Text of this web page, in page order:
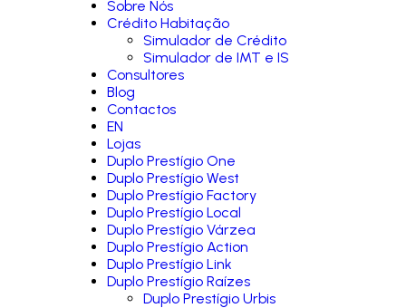
Sobre Nós
Crédito Habitação
Simulador de Crédito
Simulador de IMT e IS
Consultores
Blog
Contactos
EN
Lojas
Duplo Prestígio One
Duplo Prestígio West
Duplo Prestígio Factory
Duplo Prestígio Local
Duplo Prestígio Várzea
Duplo Prestígio Action
Duplo Prestígio Link
Duplo Prestígio Raízes
Duplo Prestígio Urbis